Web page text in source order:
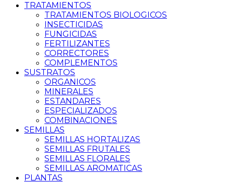
TRATAMIENTOS
TRATAMIENTOS BIOLOGICOS
INSECTICIDAS
FUNGICIDAS
FERTILIZANTES
CORRECTORES
COMPLEMENTOS
SUSTRATOS
ORGANICOS
MINERALES
ESTANDARES
ESPECIALIZADOS
COMBINACIONES
SEMILLAS
SEMILLAS HORTALIZAS
SEMILLAS FRUTALES
SEMILLAS FLORALES
SEMILLAS AROMATICAS
PLANTAS